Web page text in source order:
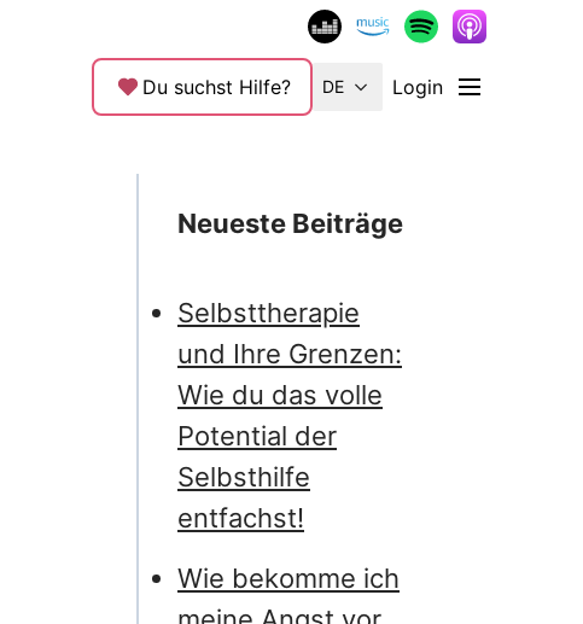
Du suchst Hilfe? DE Login
Neueste Beiträge
Selbsttherapie
und Ihre Grenzen:
Wie du das volle
Potential der
Selbsthilfe
entfachst!
Wie bekomme ich